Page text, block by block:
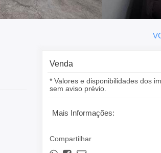
Venda
* Valores e disponibilidades dos
sem aviso prévio.
Mais Informações:
Compartilhar